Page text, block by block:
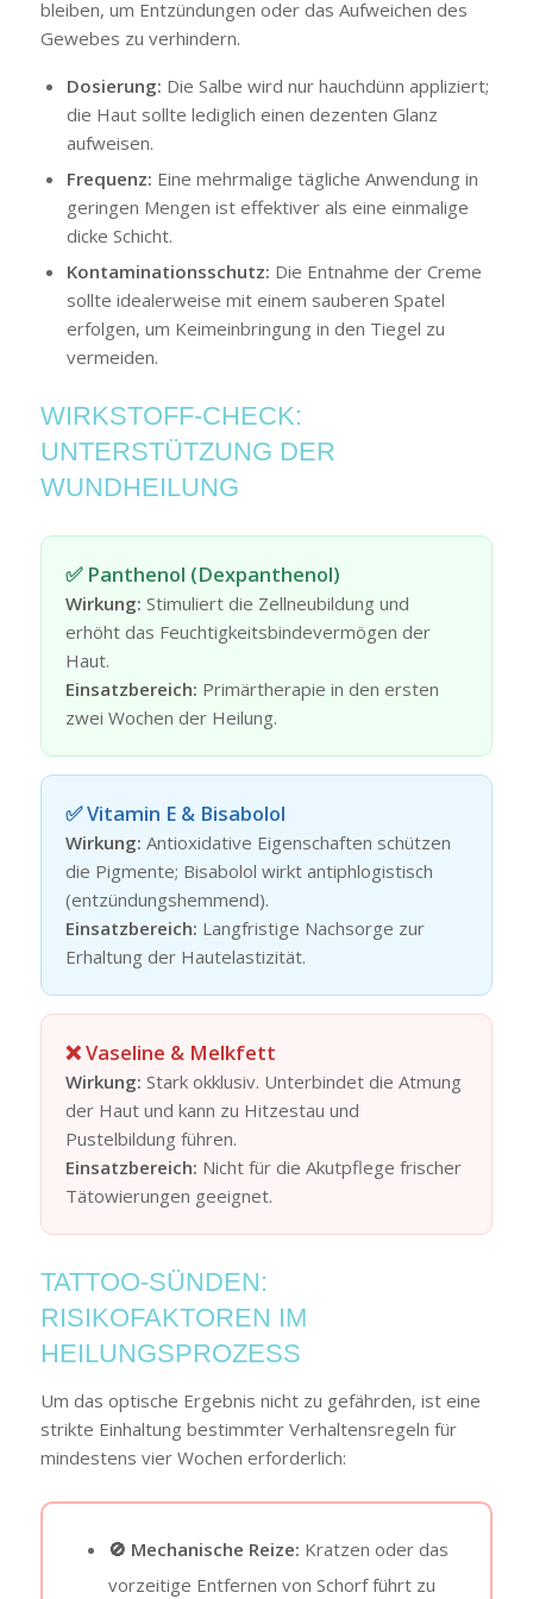
bleiben, um Entzündungen oder das Aufweichen des
Gewebes zu verhindern.
Dosierung: Die Salbe wird nur hauchdünn appliziert;
die Haut sollte lediglich einen dezenten Glanz
aufweisen.
Frequenz: Eine mehrmalige tägliche Anwendung in
geringen Mengen ist effektiver als eine einmalige
dicke Schicht.
Kontaminationsschutz: Die Entnahme der Creme
sollte idealerweise mit einem sauberen Spatel
erfolgen, um Keimeinbringung in den Tiegel zu
vermeiden.
WIRKSTOFF-CHECK:
UNTERSTÜTZUNG DER
WUNDHEILUNG
✅ Panthenol (Dexpanthenol)
Wirkung: Stimuliert die Zellneubildung und
erhöht das Feuchtigkeitsbindevermögen der
Haut.
Einsatzbereich: Primärtherapie in den ersten
zwei Wochen der Heilung.
✅ Vitamin E & Bisabolol
Wirkung: Antioxidative Eigenschaften schützen
die Pigmente; Bisabolol wirkt antiphlogistisch
(entzündungshemmend).
Einsatzbereich: Langfristige Nachsorge zur
Erhaltung der Hautelastizität.
❌ Vaseline & Melkfett
Wirkung: Stark okklusiv. Unterbindet die Atmung
der Haut und kann zu Hitzestau und
Pustelbildung führen.
Einsatzbereich: Nicht für die Akutpflege frischer
Tätowierungen geeignet.
TATTOO-SÜNDEN:
RISIKOFAKTOREN IM
HEILUNGSPROZESS
Um das optische Ergebnis nicht zu gefährden, ist eine
strikte Einhaltung bestimmter Verhaltensregeln für
mindestens vier Wochen erforderlich:
🚫 Mechanische Reize: Kratzen oder das
vorzeitige Entfernen von Schorf führt zu